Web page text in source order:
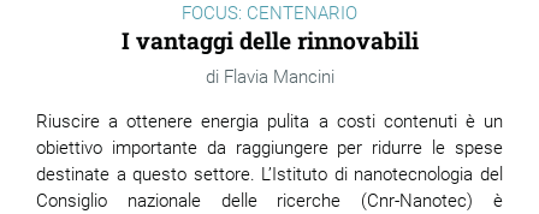
FOCUS: CENTENARIO
I vantaggi delle rinnovabili
Flavia Mancini
Riuscire a ottenere energia pulita a costi contenuti è un
obiettivo importante da raggiungere per ridurre le spese
destinate a questo settore. L’Istituto di nanotecnologia del
Consiglio nazionale delle ricerche (Cnr-Nanotec) è